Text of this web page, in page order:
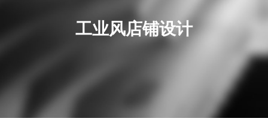
工业风店铺设计